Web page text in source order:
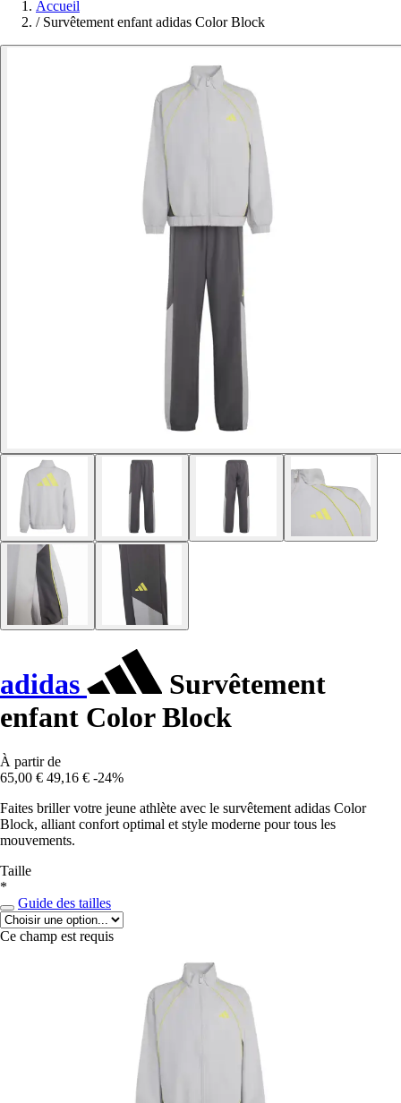
Accueil
/ Survêtement enfant adidas Color Block
adidas
Survêtement
enfant Color Block
À partir de
65,00 € 49,16 € -24%
Faites briller votre jeune athlète avec le survêtement adidas Color
Block, alliant confort optimal et style moderne pour tous les
mouvements.
Taille
*
Guide des tailles
Ce champ est requis